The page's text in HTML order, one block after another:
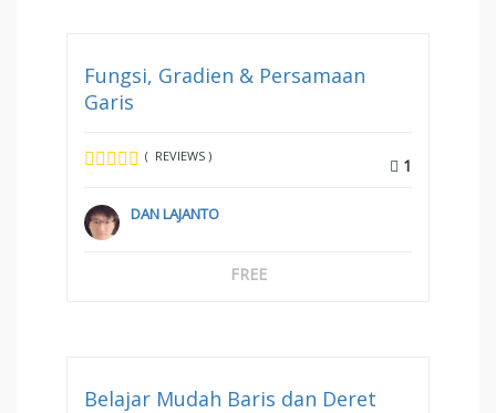
Fungsi, Gradien & Persamaan
Garis
( REVIEWS ) 1
DAN LAJANTO
FREE
Belajar Mudah Baris dan Deret